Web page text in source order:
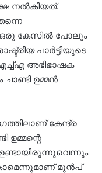
നൽകിയത്.
കേസിൽ പോലും
പാർട്ടിയുടെ
അഭിഭാഷക
ഉമ്മൻ
കേന്ദ്ര
ഉമ്മന്റെ
മുൻപ്